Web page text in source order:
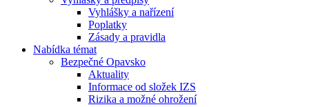
Vyhlášky a nařízení
Poplatky
Zásady a pravidla
Nabídka témat
Bezpečné Opavsko
Aktuality
Informace od složek IZS
Rizika a možné ohrožení